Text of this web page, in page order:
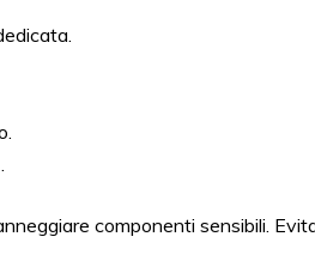
componenti sensibili.